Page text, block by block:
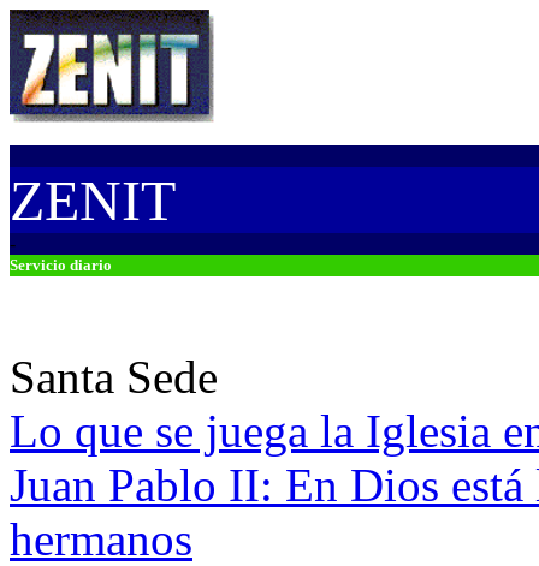
ZENIT
-
Servicio diario
Santa Sede
Lo que se juega la Iglesia
Juan Pablo II: En Dios está
hermanos